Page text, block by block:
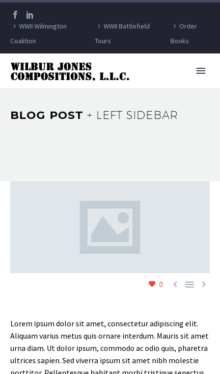
WWII Wilmington
Coalition
WWII Battlefield
Tours
Order
Books
BLOG POST+ LEFT SIDEBAR
0   
Lorem ipsum dolor sit amet, consectetur adipiscing elit.
Aliquam varius metus quis ornare interdum. Mauris sit amet
urna diam. Ut dolor ipsum, commodo ac odio quis, pharetra
ultrices sapien. Sed viverra ipsum sit amet nibh molestie